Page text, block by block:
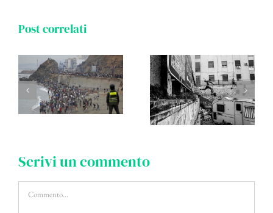
Post correlati
Scrivi un commento
Commento